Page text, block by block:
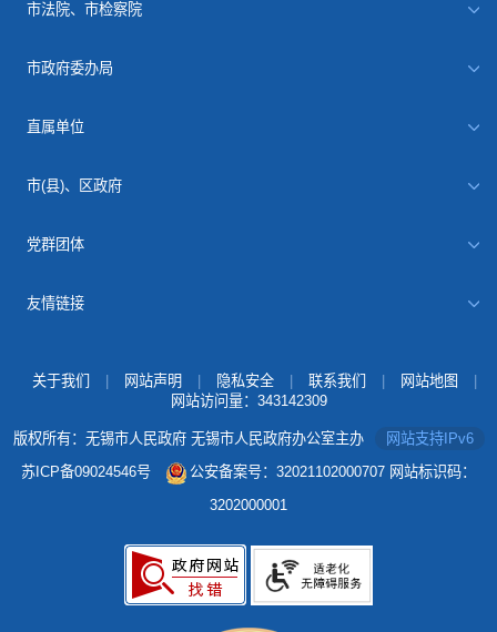
市法院、市检察院
市政府委办局
直属单位
市(县)、区政府
党群团体
友情链接
关于我们 网站声明 隐私安全 联系我们 网站地图
网站访问量： 343142309
版权所有：无锡市人民政府 无锡市人民政府办公室主办
网站支持IPv6
苏ICP备09024546号
公安备案号：32021102000707 网站标识码：
3202000001